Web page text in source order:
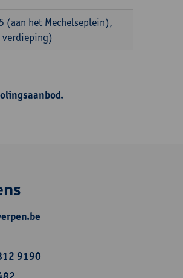
(aan het Mechelseplein),
verdieping)
9190